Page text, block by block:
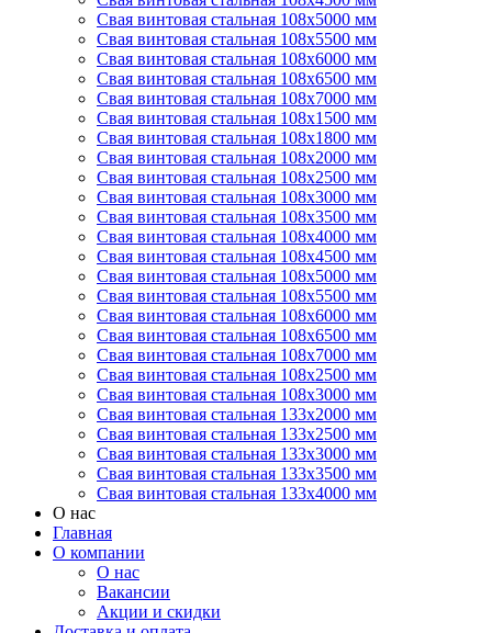
Свая винтовая стальная 108х5000 мм
Свая винтовая стальная 108х5500 мм
Свая винтовая стальная 108х6000 мм
Свая винтовая стальная 108х6500 мм
Свая винтовая стальная 108х7000 мм
Свая винтовая стальная 108х1500 мм
Свая винтовая стальная 108х1800 мм
Свая винтовая стальная 108х2000 мм
Свая винтовая стальная 108х2500 мм
Свая винтовая стальная 108х3000 мм
Свая винтовая стальная 108х3500 мм
Свая винтовая стальная 108х4000 мм
Свая винтовая стальная 108х4500 мм
Свая винтовая стальная 108х5000 мм
Свая винтовая стальная 108х5500 мм
Свая винтовая стальная 108х6000 мм
Свая винтовая стальная 108х6500 мм
Свая винтовая стальная 108х7000 мм
Свая винтовая стальная 108х2500 мм
Свая винтовая стальная 108х3000 мм
Свая винтовая стальная 133х2000 мм
Свая винтовая стальная 133х2500 мм
Свая винтовая стальная 133х3000 мм
Свая винтовая стальная 133х3500 мм
Свая винтовая стальная 133х4000 мм
О нас
Главная
О компании
О нас
Вакансии
Акции и скидки